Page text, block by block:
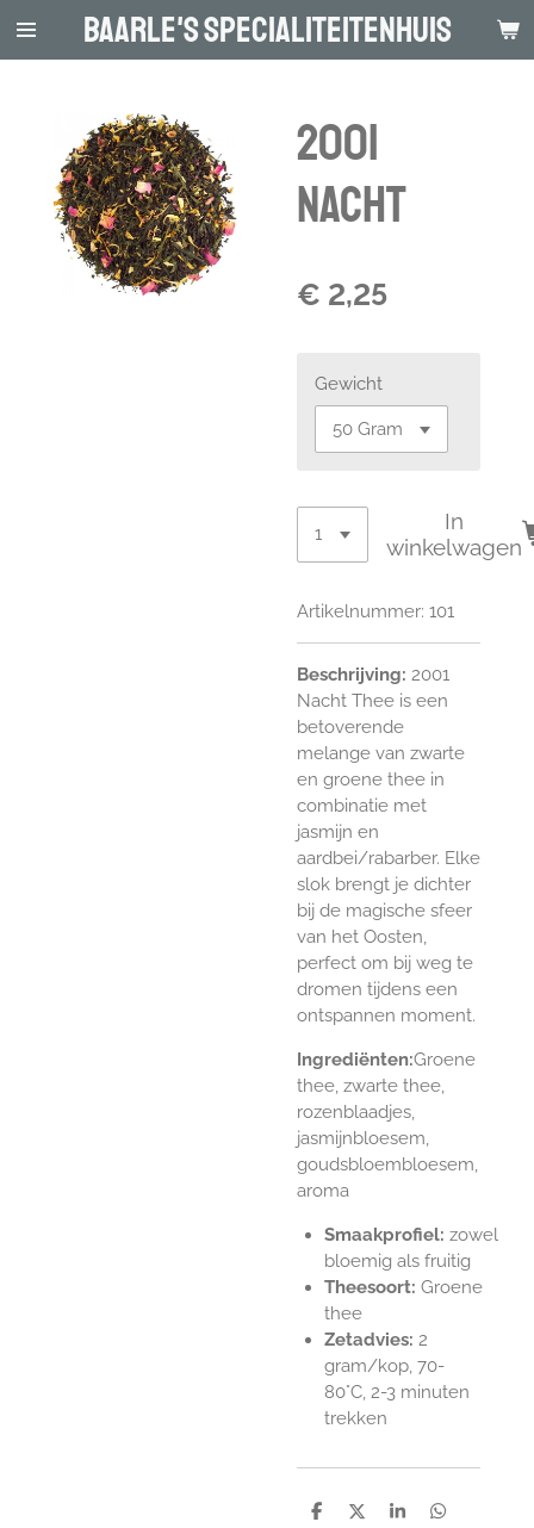
Ga
hoofdinhoud
Baarle's Specialiteitenhuis
2001
Nacht
€ 2,25
Gewicht
In
winkelwagen
Artikelnummer: 101
Beschrijving: 2001
Nacht Thee is een
betoverende
melange van zwarte
en groene thee in
combinatie met
jasmijn en
aardbei/rabarber. Elke
slok brengt je dichter
bij de magische sfeer
van het Oosten,
perfect om bij weg te
dromen tijdens een
ontspannen moment.
Ingrediënten:Groene
thee, zwarte thee,
rozenblaadjes,
jasmijnbloesem,
goudsbloembloesem,
aroma
Smaakprofiel: zowel
bloemig als fruitig
Theesoort: Groene
thee
Zetadvies: 2
gram/kop, 70-
80°C, 2-3 minuten
trekken
D
D
S
D